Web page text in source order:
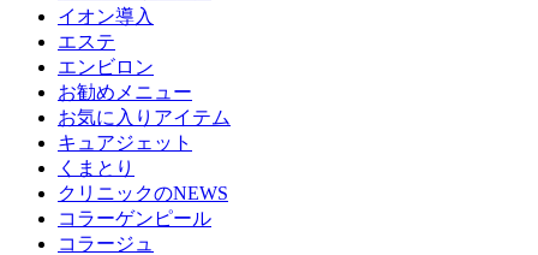
イオン導入
エステ
エンビロン
お勧めメニュー
お気に入りアイテム
キュアジェット
くまとり
クリニックのNEWS
コラーゲンピール
コラージュ